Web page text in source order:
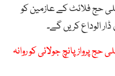
حج فلائٹ کے عازمین کو
الوداع کریں گے۔
پرواز پانچ جولائی کو روانہ